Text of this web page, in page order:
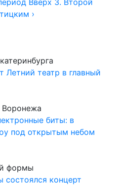
Вверх 3. Второй
›
Летний театр в главный
Воронежа
биты: в
под открытым небом
формы
концерт